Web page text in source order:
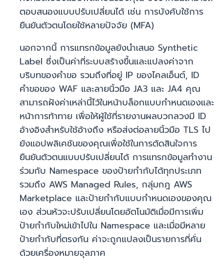
ตอบสนองแบบปรับเปลี่ยนได้ เช่น การบังคับใช้การ
ยืนยันตัวตนโดยใช้หลายปัจจัย (MFA)
นอกจากนี้ การแทรกข้อมูลยังนำเสนอ Synthetic
Label ซึ่งเป็นค่าที่ระบบสร้างขึ้นและแปลงค่าจาก
บริบทของคำขอ รวมถึงที่อยู่ IP ของไคลเอ็นต์, ID
คำขอของ WAF และลายนิ้วมือ JA3 และ JA4 คุณ
สามารถฝังค่าเหล่านี้ไว้ในหน้าบล็อกแบบกำหนดเองและ
หน้าการท้าทาย เพื่อให้ผู้ใช้ที่รายงานผลบวกลวงมี ID
อ้างอิงสำหรับใช้อ้างถึง หรือส่งต่อลายนิ้วมือ TLS ไป
ยังแอปพลิเคชันของคุณเพื่อใช้ในการตัดสินใจการ
ยืนยันตัวตนแบบปรับเปลี่ยนได้ การแทรกข้อมูลทำงาน
ร่วมกับ Namespace ของป้ายกำกับได้ทุกประเภท
รวมถึง AWS Managed Rules, กลุ่มกฎ AWS
Marketplace และป้ายกำกับแบบกำหนดเองของคุณ
เอง ส่วนหัวจะปรับเปลี่ยนโดยอัตโนมัติเมื่อมีการเพิ่ม
ป้ายกำกับใหม่เข้าไปใน Namespace และเมื่อมีหลาย
ป้ายกำกับที่ตรงกัน ค่าจะถูกแปลงเป็นรายการที่คั่น
ด้วยเครื่องหมายจุลภาค